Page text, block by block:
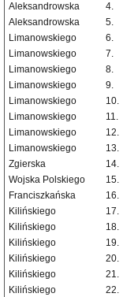
Aleksandrowska
4.
Aleksandrowska
5.
Limanowskiego
6.
Limanowskiego
7.
Limanowskiego
8.
Limanowskiego
9.
Limanowskiego
10.
Limanowskiego
11.
Limanowskiego
12.
Limanowskiego
13.
Zgierska
14.
Wojska Polskiego
15.
Franciszkańska
16.
Kilińskiego
17.
Kilińskiego
18.
Kilińskiego
19.
Kilińskiego
20.
Kilińskiego
21.
Kilińskiego
22.